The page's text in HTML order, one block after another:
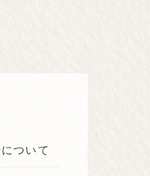
ついて